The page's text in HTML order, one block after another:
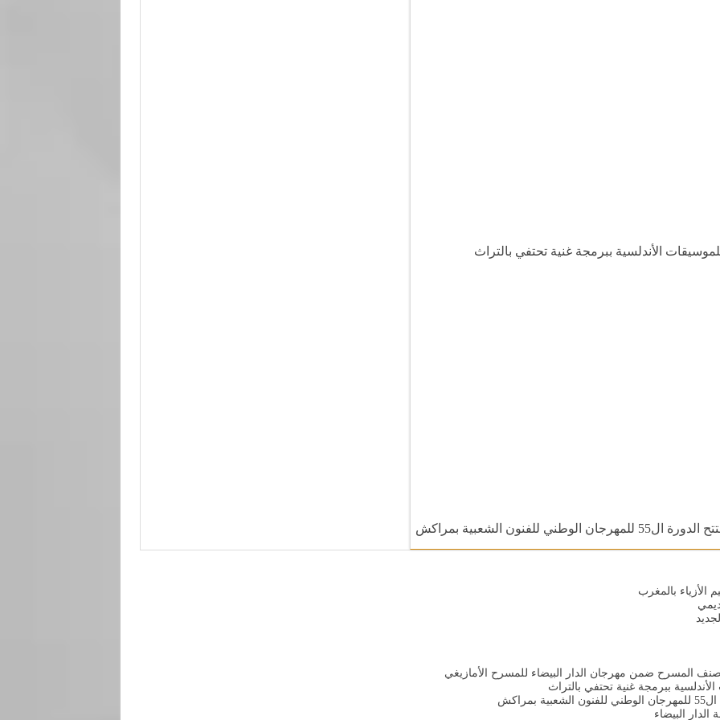
الأندلسية ببرمجة غنية تحتفي بالتراث
الشعبية بمراكش
بالمغرب
– صنف المسرح ضمن مهرجان الدار البيضاء للمسرح الأمازيغي
ببرمجة غنية تحتفي بالتراث
البيضاء